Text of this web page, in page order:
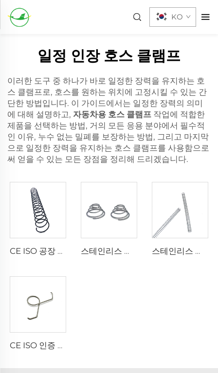
KO
일정 인장 호스 클램프
이러한 도구 중 하나가 바로 일정한 장력을 유지하는 호
스 클램프로, 호스를 원하는 위치에 고정시킬 수 있는 간
단한 방법입니다. 이 가이드에서는 일정한 장력의 의미
에 대해 설명하고, 자동차용 호스 클램프 작업에 적합한
제품을 선택하는 방법, 거의 모든 응용 분야에서 필수적
인 이유, 누수 없는 밀폐를 보장하는 방법, 그리고 마지막
으로 일정한 장력을 유지하는 호스 클램프를 사용함으로
써 얻을 수 있는 모든 장점을 정리해 드리겠습니다.
CE ISO 공장 탄소강 스프링 코일 압축 스프링 스테인리스 스틸 원뿔형 타워 스프링 압축 스프링 대량 판매 스테인리스 스틸 맞춤 소형 코일 압축 스프링 대량 판매
CE ISO 인증 공장 와이어 성형 스테인리스 스틸 더블 토션 스프링 클립